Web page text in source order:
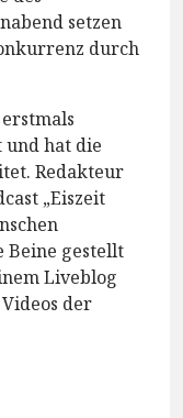
setzen
durch
hat die
Redakteur
„Eiszeit
Beine gestellt
Liveblog
der